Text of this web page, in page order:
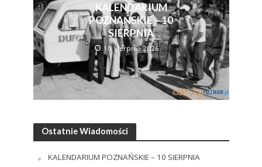
KALENDARIUM
POZNAŃSKIE – 10
SIERPNIA
10 Sierpnia 2026
Ostatnie Wiadomości
KALENDARIUM POZNAŃSKIE – 10 SIERPNIA